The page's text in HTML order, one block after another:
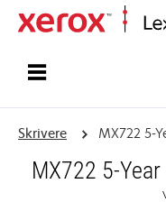
Skrivere MX722 5-
MX722 5-